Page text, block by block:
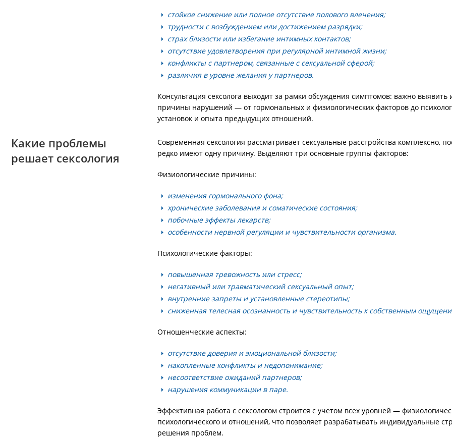
стойкое снижение или полное отсутствие полового влечения;
трудности с возбуждением или достижением разрядки;
страх близости или избегание интимных контактов;
отсутствие удовлетворения при регулярной интимной жизни;
конфликты с партнером, связанные с сексуальной сферой;
различия в уровне желания у партнеров.
Консультация сексолога выходит за рамки обсуждения симптомов: важно выявить
причины нарушений — от гормональных и физиологических факторов до
установок и опыта предыдущих отношений.
Какие проблемы
решает сексология
Современная сексология рассматривает сексуальные расстройства комплексно,
редко имеют одну причину. Выделяют три основные группы факторов:
Физиологические причины:
изменения гормонального фона;
хронические заболевания и соматические состояния;
побочные эффекты лекарств;
особенности нервной регуляции и чувствительности организма.
Психологические факторы:
повышенная тревожность или стресс;
негативный или травматический сексуальный опыт;
внутренние запреты и установленные стереотипы;
сниженная телесная осознанность и чувствительность к собственным
Отношенческие аспекты:
отсутствие доверия и эмоциональной близости;
накопленные конфликты и недопонимание;
несоответствие ожиданий партнеров;
нарушения коммуникации в паре.
Эффективная работа с сексологом строится с учетом всех уровней —
психологического и отношений, что позволяет разрабатывать индивидуальные
решения проблем.